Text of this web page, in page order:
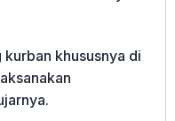
khususnya di